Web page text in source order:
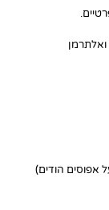
אפוסים הודים)